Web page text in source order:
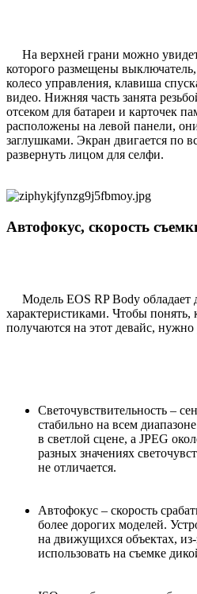
На верхней грани можно
которого размещены выключатель,
колесо управления, клавиша
видео. Нижняя часть занята
отсеком для батареи и карточек
расположены на левой панели,
заглушками. Экран двигается по
развернуть лицом для селфи.
Автофокус, скорость
Модель EOS RP Body обладает
характеристиками. Чтобы понять,
получаются на этот девайс, нужно
Светочувствительность –
стабильно на всем
в светлой сцене, а JPEG
разных значениях
не отличается.
Автофокус – скорость
более дорогих моделей.
на движущихся объектах,
использовать на съемке